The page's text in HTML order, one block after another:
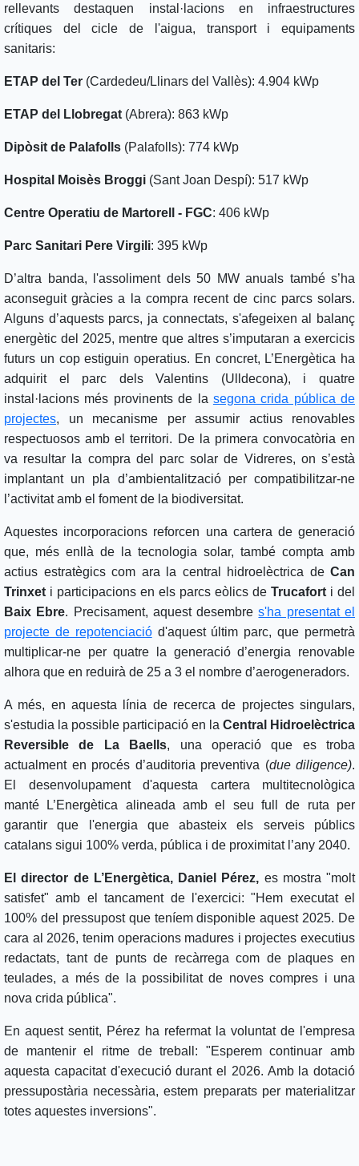
rellevants destaquen instal·lacions en infraestructures
crítiques del cicle de l'aigua, transport i equipaments
sanitaris:
ETAP del Ter (Cardedeu/Llinars del Vallès): 4.904 kWp
ETAP del Llobregat (Abrera): 863 kWp
Dipòsit de Palafolls (Palafolls): 774 kWp
Hospital Moisès Broggi (Sant Joan Despí): 517 kWp
Centre Operatiu de Martorell - FGC: 406 kWp
Parc Sanitari Pere Virgili: 395 kWp
D’altra banda, l'assoliment dels 50 MW anuals també s’ha
aconseguit gràcies a la compra recent de cinc parcs solars.
Alguns d’aquests parcs, ja connectats, s'afegeixen al balanç
energètic del 2025, mentre que altres s’imputaran a exercicis
futurs un cop estiguin operatius. En concret, L’Energètica ha
adquirit el parc dels Valentins (Ulldecona), i quatre
instal·lacions més provinents de la segona crida pública de
projectes, un mecanisme per assumir actius renovables
respectuosos amb el territori. De la primera convocatòria en
va resultar la compra del parc solar de Vidreres, on s’està
implantant un pla d’ambientalització per compatibilitzar-ne
l’activitat amb el foment de la biodiversitat.
Aquestes incorporacions reforcen una cartera de generació
que, més enllà de la tecnologia solar, també compta amb
actius estratègics com ara la central hidroelèctrica de Can
Trinxet i participacions en els parcs eòlics de Trucafort i del
Baix Ebre. Precisament, aquest desembres'ha presentat el
projecte de repotenciaciód'aquest últim parc, que permetrà
multiplicar-ne per quatre la generació d’energia renovable
alhora que en reduirà de 25 a 3 el nombre d’aerogeneradors.
A més, en aquesta línia de recerca de projectes singulars,
s'estudia la possible participació en la Central Hidroelèctrica
Reversible de La Baells, una operació que es troba
actualment en procés d’auditoria preventiva (due diligence).
El desenvolupament d'aquesta cartera multitecnològica
manté L’Energètica alineada amb el seu full de ruta per
garantir que l'energia que abasteix els serveis públics
catalans sigui 100% verda, pública i de proximitat l’any 2040.
El director de L’Energètica, Daniel Pérez, es mostra "molt
satisfet" amb el tancament de l'exercici: "Hem executat el
100% del pressupost que teníem disponible aquest 2025. De
cara al 2026, tenim operacions madures i projectes executius
redactats, tant de punts de recàrrega com de plaques en
teulades, a més de la possibilitat de noves compres i una
nova crida pública".
En aquest sentit, Pérez ha refermat la voluntat de l'empresa
de mantenir el ritme de treball: "Esperem continuar amb
aquesta capacitat d'execució durant el 2026. Amb la dotació
pressupostària necessària, estem preparats per materialitzar
totes aquestes inversions".